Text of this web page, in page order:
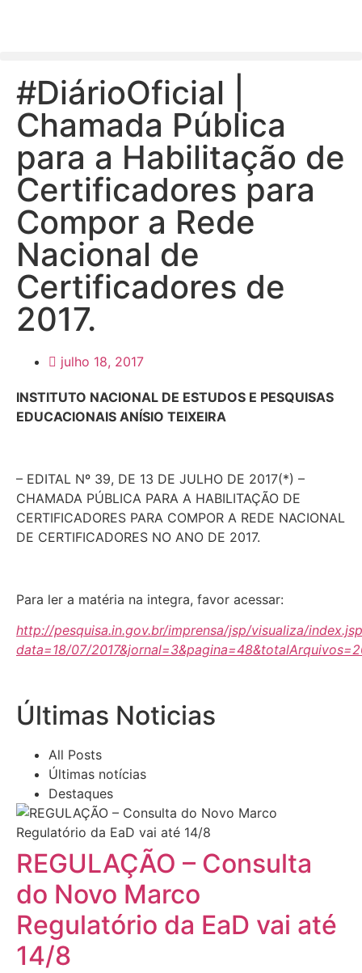
#DiárioOficial |
Chamada Pública
para a Habilitação de
Certificadores para
Compor a Rede
Nacional de
Certificadores de
2017.
julho 18, 2017
INSTITUTO NACIONAL DE ESTUDOS E PESQUISAS
EDUCACIONAIS ANÍSIO TEIXEIRA
– EDITAL Nº 39, DE 13 DE JULHO DE 2017(*) –
CHAMADA PÚBLICA PARA A HABILITAÇÃO DE
CERTIFICADORES PARA COMPOR A REDE NACIONAL
DE CERTIFICADORES NO ANO DE 2017.
Para ler a matéria na integra, favor acessar:
http://pesquisa.in.gov.br/imprensa/jsp/visualiza/
data=18/07/
Últimas Noticias
All Posts
Últimas notícias
Destaques
REGULAÇÃO – Consulta
do Novo Marco
Regulatório da EaD vai até
14/8